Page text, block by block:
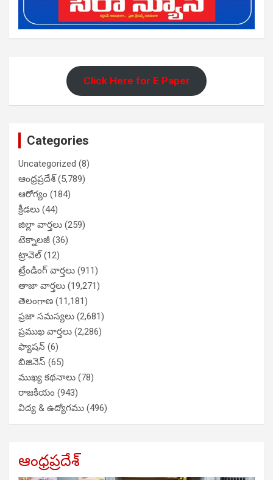
Click Here for E Paper
Categories
Uncategorized (8)
ఆంధ్రప్రదేశ్(5,789)
ఆరోగ్యం (184)
క్రీడలు (44)
జిల్లా వార్తలు (259)
టెక్నాలజీ (36)
ట్రావెల్(12)
ట్రేండింగ్ వార్తలు (911)
తాజా వార్తలు (19,271)
తెలంగాణ (11,181)
ప్రజా సమస్యలు (2,681)
ప్రముఖ వార్తలు (2,286)
ఫ్యాషన్ (6)
బిజినెస్ (65)
ముఖ్య కథనాలు (78)
రాజకీయం (943)
విద్య & ఉద్యోగము (496)
ఆంధ్రప్రదేశ్